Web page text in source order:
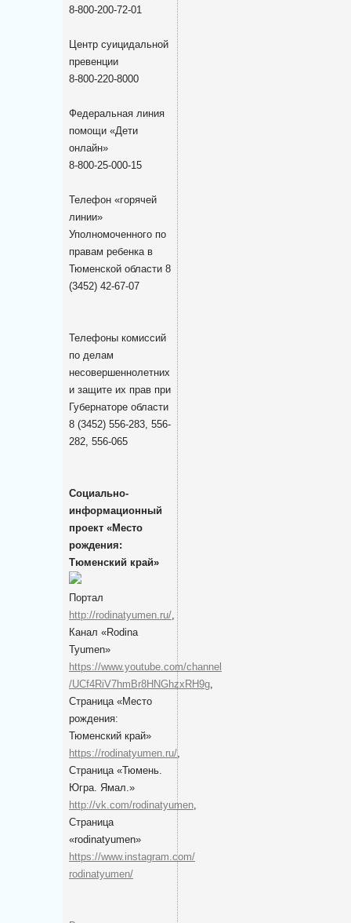
8-800-200-72-01
Центр суицидальной
превенции
8-800-220-8000
Федеральная линия
помощи «Дети
онлайн»
8-800-25-000-15
Телефон «горячей
линии»
Уполномоченного по
правам ребенка в
Тюменской области 8
(3452) 42-67-07
Телефоны комиссий
по делам
несовершеннолетних
и защите их прав при
Губернаторе области
8 (3452) 556-283, 556-
282, 556-065
Социально-
информационный
проект «Место
рождения:
Тюменский край»
Портал
http://rodinatyumen.ru/,
Канал «Rodina
Tyumen»
https://www.youtube.com/channel
/UCf4RiV7hmBr8HNGhzxRH9g,
Cтраница «Место
рождения:
Тюменский край»
https://rodinatyumen.ru/,
Cтраница «Тюмень.
Югра. Ямал.»
http://vk.com/rodinatyumen,
Cтраница
«rodinatyumen»
https://www.instagram.com/
rodinatyumen/